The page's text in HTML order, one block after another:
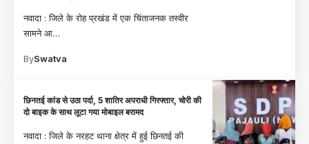
नवादा : जिले के रोह प्रखंड में एक चिंताजनक तस्वीर
सामने आ…
BySwatva
छिनतई कांड से उठा पर्दा, 5 शातिर अपराधी गिरफ्तार, चोरी की
दो बाइक के साथ लूटा गया मोबाइल बरामद
नवादा : जिले के नरहट थाना क्षेत्र में हुई छिनतई की